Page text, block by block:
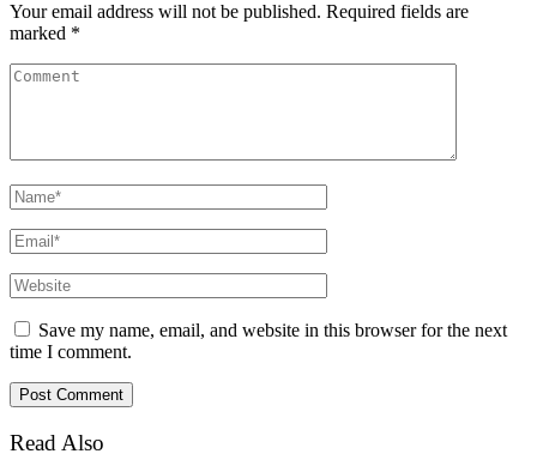
Your email address will not be published. Required fields are
marked *
Save my name, email, and website in this browser for the next
time I comment.
Read Also